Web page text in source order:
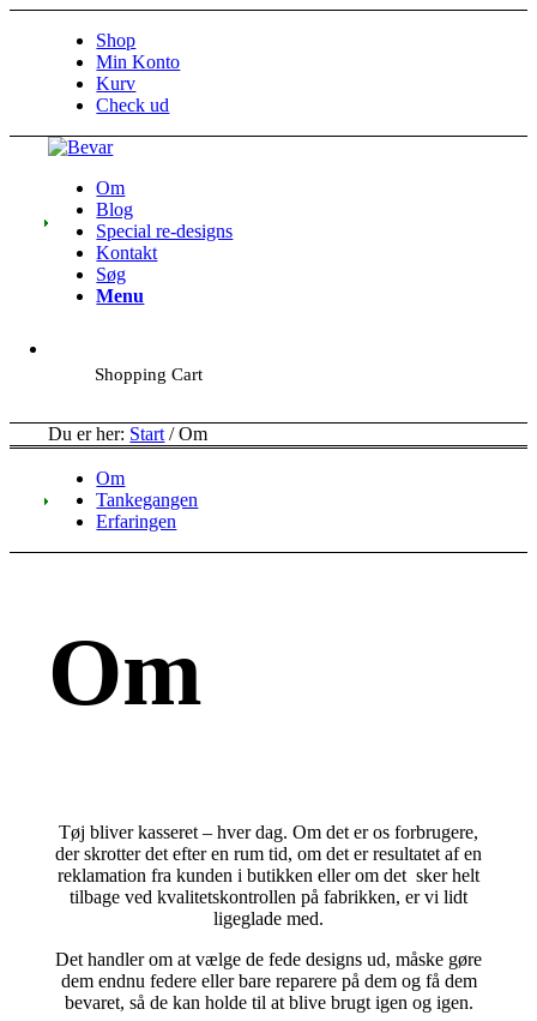
Shop
Min Konto
Kurv
Check ud
Om
Blog
Special re-designs
Kontakt
Søg
Menu
Shopping Cart
Du er her: Start / Om
Om
Tankegangen
Erfaringen
Om
Tøj bliver kasseret – hver dag. Om det er os forbrugere,
der skrotter det efter en rum tid, om det er resultatet af en
reklamation fra kunden i butikken eller om det sker helt
tilbage ved kvalitetskontrollen på fabrikken, er vi lidt
ligeglade med.
Det handler om at vælge de fede designs ud, måske gøre
dem endnu federe eller bare reparere på dem og få dem
bevaret, så de kan holde til at blive brugt igen og igen.